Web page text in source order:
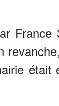
France